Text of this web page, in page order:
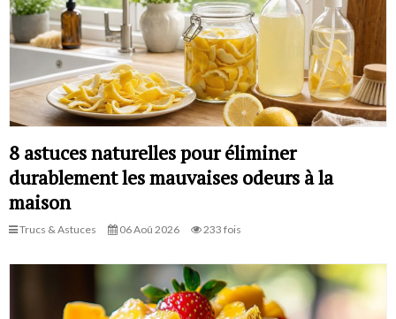
8 astuces naturelles pour éliminer
durablement les mauvaises odeurs à la
maison
Trucs & Astuces 06 Aoû 2026 233 fois